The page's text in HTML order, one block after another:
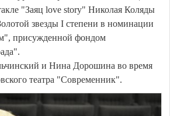
"Заяц love story" Николая Коляды
звезды I степени в номинации
присужденной фондом
и Нина Дорошина во время
театра "Современник".